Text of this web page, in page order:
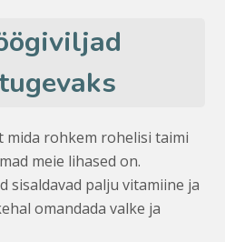
mida rohkem rohelisi taimi
meie lihased on.
sisaldavad palju vitamiine ja
omandada valke ja